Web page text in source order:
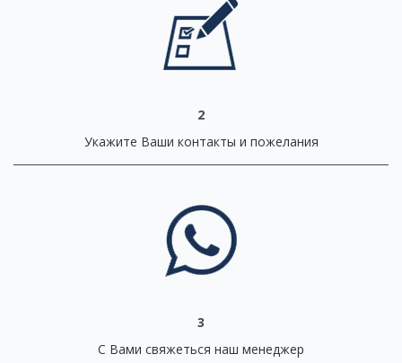
2
Укажите Ваши контакты и пожелания
3
С Вами свяжеться наш менеджер